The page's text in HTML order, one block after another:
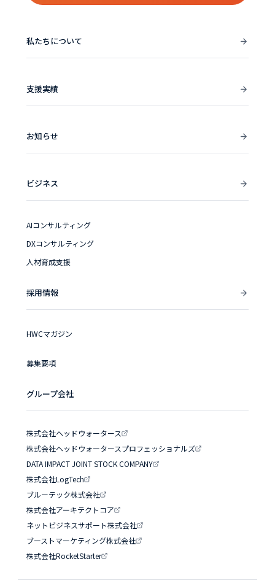
私たちについて
支援実績
お知らせ
ビジネス
AIコンサルティング
DXコンサルティング
人材育成支援
採用情報
HWCマガジン
募集要項
グループ会社
株式会社ヘッドウォータース
株式会社ヘッドウォータースプロフェッショナルズ
DATA IMPACT JOINT STOCK COMPANY
株式会社LogTech
ブルーテック株式会社
株式会社アーキテクトコア
ネットビジネスサポート株式会社
ブーストマーケティング株式会社
株式会社RocketStarter